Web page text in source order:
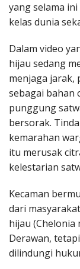
yang selama
kelas dunia
Dalam video
hijau sedang
menjaga jarak,
sebagai bahan
punggung
bersorak.
kemarahan
itu merusak
kelestarian
Kecaman
dari
hijau (Chelonia
Derawan,
dilindungi